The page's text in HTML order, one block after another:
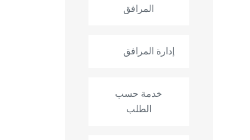
المرافق
إدارة المرافق
خدمة حسب
الطلب